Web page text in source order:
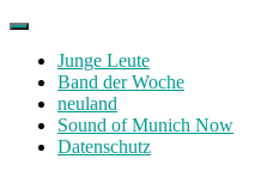
Skip
contentJunge Leute
Band der Woche
neuland
Sound of Munich Now
Datenschutz